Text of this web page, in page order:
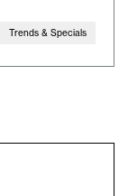
Trends & Specials